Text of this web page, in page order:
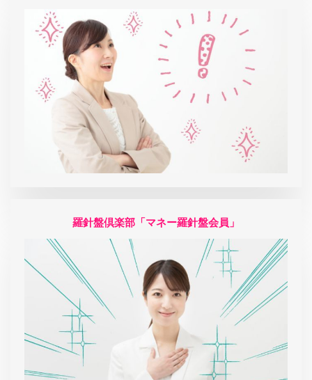
羅針盤倶楽部「マネー羅針盤会員」